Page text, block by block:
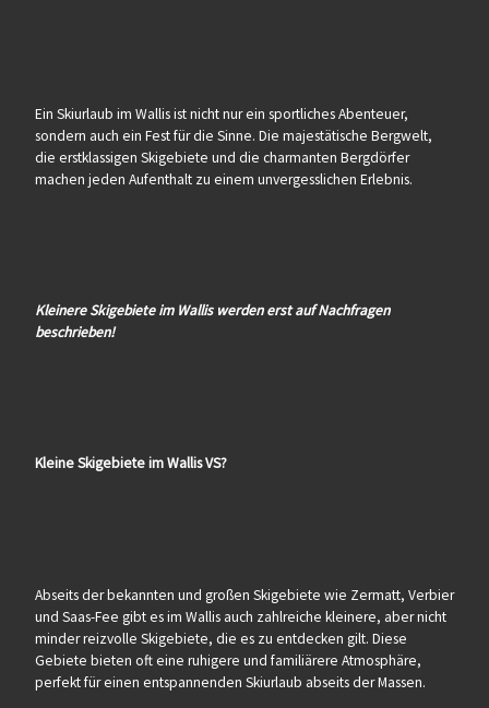
Ein Skiurlaub im Wallis ist nicht nur ein sportliches Abenteuer,
sondern auch ein Fest für die Sinne. Die majestätische Bergwelt,
die erstklassigen Skigebiete und die charmanten Bergdörfer
machen jeden Aufenthalt zu einem unvergesslichen Erlebnis.
Kleinere Skigebiete im Wallis werden erst auf Nachfragen
beschrieben!
Kleine Skigebiete im Wallis VS?
Abseits der bekannten und großen Skigebiete wie Zermatt, Verbier
und Saas-Fee gibt es im Wallis auch zahlreiche kleinere, aber nicht
minder reizvolle Skigebiete, die es zu entdecken gilt. Diese
Gebiete bieten oft eine ruhigere und familiärere Atmosphäre,
perfekt für einen entspannenden Skiurlaub abseits der Massen.